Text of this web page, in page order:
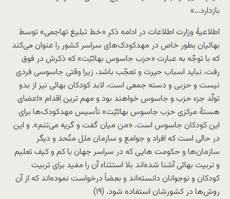
بازدارد…»
اطلاعیۀ وزارت اطلاعات در ادامه ذکرِ «خط تبلیغ تهاجمی» توسط
بهائیان بطور خاص در مهدکودک‌های سراسر کشور را عنوان می‌کند
که با توجّه به عبارت «حزب جاسوس بهائیّت» که ذکرش در فوق
رفت، نباید اسباب حیرت و تعجّب باشد، زیرا وقتی جاسوسی فردی
نیست و حزبی و دسته جمعی است، لابد کودکان بهائی نیز از بدو
تولّد جزء حزب و جاسوس خواهند بود و مهم ترین اِقدام «اعضای
هستۀ مرکزی حزب جاسوس بهائیّت» تأسیس مهدکودک‌ها برای
این کودکان جاسوس است. «من میان گفت و گریه می‌تنم». و این
در حالی است که افراد و جوامع و سازمان ملل متّحد و دیگر
سازمان‌ها و حکومت هایی که در سراسر جهان با کم و کیف تعلیم
و تربیت بهائی آشنا شده‌اند بلا استثناء آن را مفید برای تربیت
کودکان و نوجوانان دانسته‌اند و بعضاً درخواست نموده‌اند که از آن
روش‌ها در کشورشان استفاده شود. (۱۹)